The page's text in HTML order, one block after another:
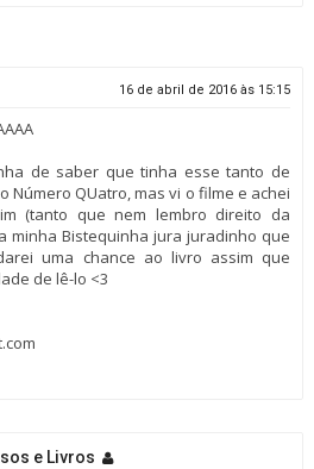
16 de abril de 2016 às 15:15
de saber que tinha esse tanto de
Número QUatro, mas vi o filme e achei
(tanto que nem lembro direito da
minha Bistequinha jura juradinho que
uma chance ao livro assim que
de lê-lo <3
e Livros